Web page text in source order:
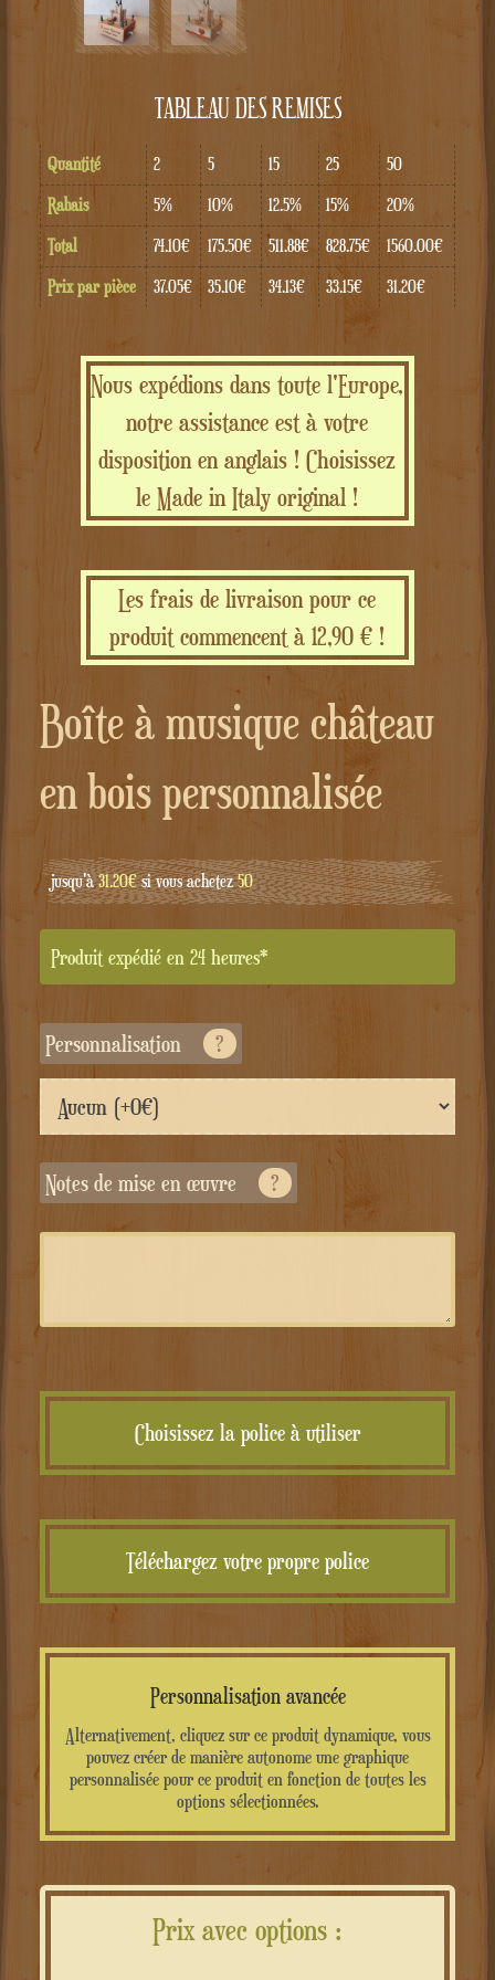
TABLEAU DES REMISES
Quantité 2 5 15 25
50
Rabais
5% 10% 12.5% 15%
20%
Total
74.10€ 175.50€ 511.88€ 828.75€
1560.00€
Prix par pièce
37.05€ 35.10€ 34.13€ 33.15€ 31.20€
Nous expédions dans toute l'Europe,
notre assistance est à votre
disposition en anglais ! Choisissez
le Made in Italy original !
Les frais de livraison pour ce
produit commencent à 12,90 € !
Boîte à musique château
en bois personnalisée
jusqu'à31.20€si vous achetez50
Produit expédié en 24 heures*
Personnalisation ?
Notes de mise en œuvre ?
Choisissez la police à utiliser
Téléchargez votre propre police
Personnalisation avancée
Alternativement, cliquez sur ce produit dynamique, vous
pouvez créer de manière autonome une graphique
personnalisée pour ce produit en fonction de toutes les
options sélectionnées.
Prix avec options :